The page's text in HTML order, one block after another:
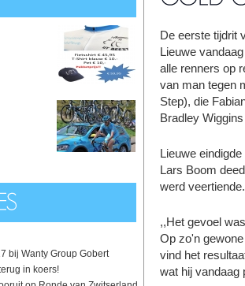
bij Wanty Group Gobert
in koers!
De eerste tijdrit
Lieuwe
alle renners op
van man tegen
Step), die
Bradley
Lieuwe
Lars Boom
werd
,,Het gevoel
Op zo'n
vind het
wat hij vandaag